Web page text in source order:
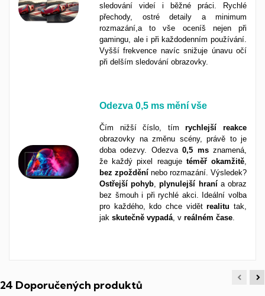
sledování videí i běžné práci. Rychlé
přechody, ostré detaily a minimum
rozmazání,a to vše oceníš nejen při
gamingu, ale i při každodenním používání.
Vyšší frekvence navíc snižuje únavu očí
při delším sledování obrazovky.
Odezva 0,5 ms mění vše
Čím nižší číslo, tímrychlejší
reakce
obrazovky na změnu scény, právě to je
doba odezvy. Odezva0,5 msznamená,
že každý pixel reaguje téměř okamžitě
bez zpoždění nebo rozmazání. Výsledek?
Ostřejší pohyb ,plynulejší hranía obraz
bez šmouh i při rychlé akci. Ideální volba
pro každého, kdo chce vidětrealitu tak,
jak skutečně vypadá , v reálném čase
24 Doporučených produktů